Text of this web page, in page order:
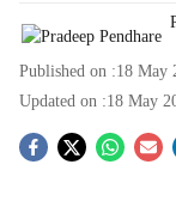
Published on :18 May
Updated on :18 May
S